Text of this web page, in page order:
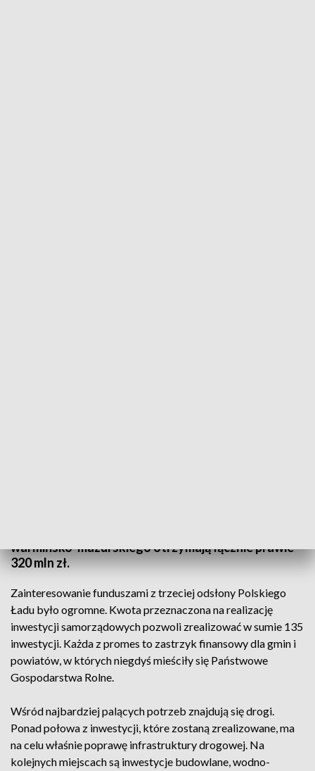
warmińsko-mazurskiego otrzymają łącznie prawie
320 mln zł.
Zainteresowanie funduszami z trzeciej odsłony Polskiego
Ładu było ogromne. Kwota przeznaczona na realizację
inwestycji samorządowych pozwoli zrealizować w sumie 135
inwestycji. Każda z promes to zastrzyk finansowy dla gmin i
powiatów, w których niegdyś mieściły się Państwowe
Gospodarstwa Rolne.
Wśród najbardziej palących potrzeb znajdują się drogi.
Ponad połowa z inwestycji, które zostaną zrealizowane, ma
na celu właśnie poprawę infrastruktury drogowej. Na
kolejnych miejscach są inwestycje budowlane, wodno-